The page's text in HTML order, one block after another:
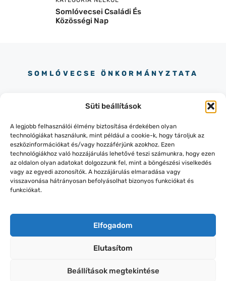
Süti beállítások
A legjobb felhasználói élmény biztosítása érdekében olyan
technológiákat használunk, mint például a cookie-k, hogy tároljuk az
eszközinformációkat és/vagy hozzáférjünk azokhoz. Ezen
technológiákhoz való hozzájárulás lehetővé teszi számunkra, hogy ezen
az oldalon olyan adatokat dolgozzunk fel, mint a böngészési viselkedés
vagy az egyedi azonosítók. A hozzájárulás elmaradása vagy
visszavonása hátrányosan befolyásolhat bizonyos funkciókat és
funkciókat.
Elfogadom
Elutasítom
Beállítások megtekintése
Somlóvecsei Családi És
Közösségi Nap
SOMLÓVECSE ÖNKORMÁNYZTATA
+36 88 228 023
8484 SOMLÓVECSE PETŐFI
SÁNDOR UTCA 28.
WEBOLDAL:ONLINESTORY.HU
IMPRESSZUM